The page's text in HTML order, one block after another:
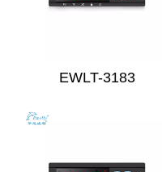
EWLT-3183